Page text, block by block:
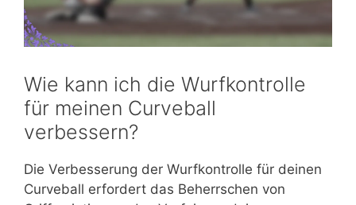
Wie kann ich die Wurfkontrolle
für meinen Curveball
verbessern?
Die Verbesserung der Wurfkontrolle für deinen
Curveball erfordert das Beherrschen von